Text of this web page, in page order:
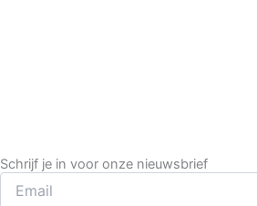
Schrijf je in voor onze nieuwsbrief